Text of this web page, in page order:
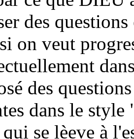
des
on veut
des questions
dans le
se lèeve à